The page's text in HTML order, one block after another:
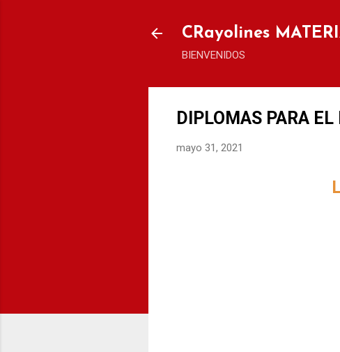
CRayolines
BIENVENIDOS
DIPLOMAS PARA
mayo 31, 2021